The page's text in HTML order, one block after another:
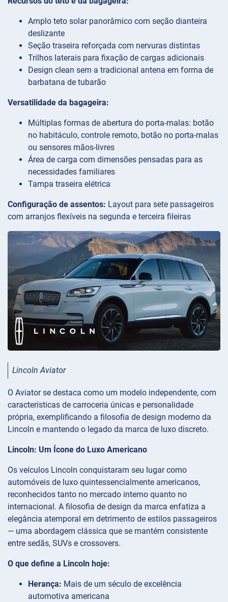
Amplo teto solar panorâmico com seção dianteira
deslizante
Seção traseira reforçada com nervuras distintas
Trilhos laterais para fixação de cargas adicionais
Design clean sem a tradicional antena em forma de
barbatana de tubarão
Versatilidade da bagageira:
Múltiplas formas de abertura do porta-malas: botão
no habitáculo, controle remoto, botão no porta-malas
ou sensores mãos-livres
Área de carga com dimensões pensadas para as
necessidades familiares
Tampa traseira elétrica
Configuração de assentos: Layout para sete passageiros
com arranjos flexíveis na segunda e terceira fileiras
Lincoln Aviator
O Aviator se destaca como um modelo independente, com
características de carroceria únicas e personalidade
própria, exemplificando a filosofia de design moderno da
Lincoln e mantendo o legado da marca de luxo discreto.
Lincoln: Um Ícone do Luxo Americano
Os veículos Lincoln conquistaram seu lugar como
automóveis de luxo quintessencialmente americanos,
reconhecidos tanto no mercado interno quanto no
internacional. A filosofia de design da marca enfatiza a
elegância atemporal em detrimento de estilos passageiros
— uma abordagem clássica que se mantém consistente
entre sedãs, SUVs e crossovers.
O que define a Lincoln hoje:
Herança: Mais de um século de excelência
automotiva americana